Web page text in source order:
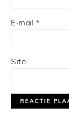
E-mail *
Site